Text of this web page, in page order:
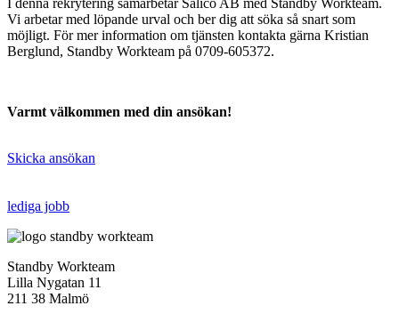
Vi arbetar med löpande urval och ber dig att söka så snart som
möjligt. För mer information om tjänsten kontakta gärna Kristian
Berglund, Standby Workteam på 0709-605372.
Varmt välkommen med din ansökan!
Skicka ansökan
lediga jobb
Standby Workteam
Lilla Nygatan 11
211 38 Malmö